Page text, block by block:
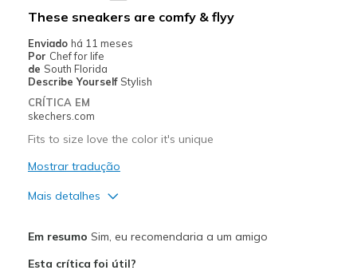
Feels true to size
View On Shoes
Shoes are for Wearing
These sneakers are comfy & flyy
Enviado há 11 meses
Por Chef for life
de South Florida
Describe Yourself Stylish
CRÍTICA EM
skechers.com
Fits to size love the color it's unique
Mostrar tradução
Mais detalhes
Em resumo Sim, eu recomendaria a um amigo
Esta crítica foi útil?